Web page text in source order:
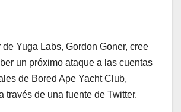
de Yuga Labs, Gordon Goner, cree
un próximo ataque a las cuentas
de Bored Ape Yacht Club,
través de una fuente de Twitter.